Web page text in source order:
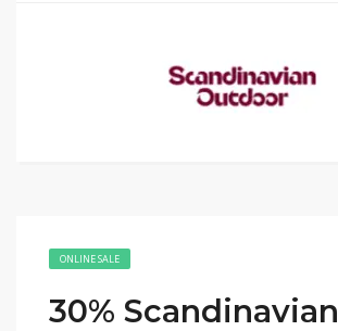
ONLINE SALE
30% Scandinavian